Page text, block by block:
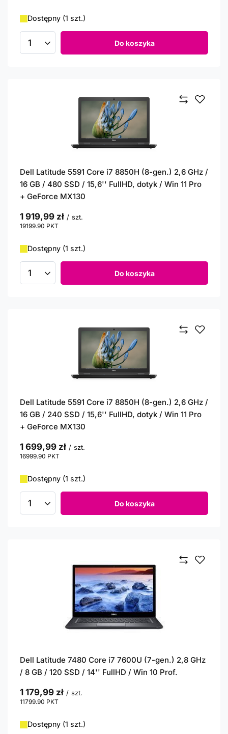
Dostępny (1 szt.)
Ilość produktów Do koszyka
Dell Latitude 5591 Core i7 8850H (8-gen.) 2,6 GHz /
16 GB / 480 SSD / 15,6'' FullHD, dotyk / Win 11 Pro
+ GeForce MX130
1 919,99 zł / szt.
19199.90 PKT
Dostępny (1 szt.)
Ilość produktów Do koszyka
Dell Latitude 5591 Core i7 8850H (8-gen.) 2,6 GHz /
16 GB / 240 SSD / 15,6'' FullHD, dotyk / Win 11 Pro
+ GeForce MX130
1 699,99 zł / szt.
16999.90 PKT
Dostępny (1 szt.)
Ilość produktów Do koszyka
Dell Latitude 7480 Core i7 7600U (7-gen.) 2,8 GHz
/ 8 GB / 120 SSD / 14'' FullHD / Win 10 Prof.
1 179,99 zł / szt.
11799.90 PKT
Dostępny (1 szt.)